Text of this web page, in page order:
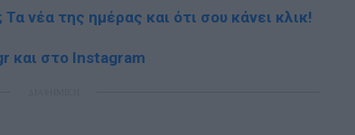
νέα της ημέρας και ότι σου κάνει κλικ!
και στο Instagram